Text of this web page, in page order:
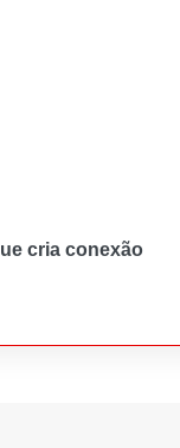
cria conexão